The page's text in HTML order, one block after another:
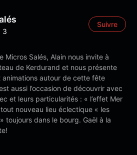
3
Suivre
Micros Salés, Alain nous invite à
de Kerdurand et nous présente
autour de cette fête
aussi l’occasion de découvrir avec
et leurs particularités : « l’effet Mer
nouveau lieu éclectique « les
toujours dans le bourg. Gaël à la